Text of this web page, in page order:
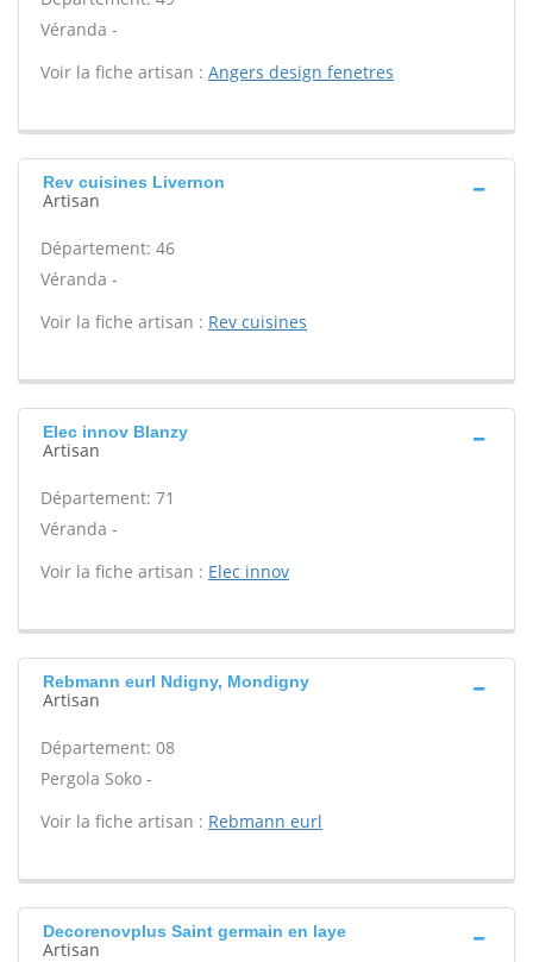
Véranda -
Voir la fiche artisan : Angers design fenetres
Rev cuisines Livernon
Artisan
Département: 46
Véranda -
Voir la fiche artisan : Rev cuisines
Elec innov Blanzy
Artisan
Département: 71
Véranda -
Voir la fiche artisan : Elec innov
Rebmann eurl Ndigny, Mondigny
Artisan
Département: 08
Pergola Soko -
Voir la fiche artisan : Rebmann eurl
Decorenovplus Saint germain en laye
Artisan